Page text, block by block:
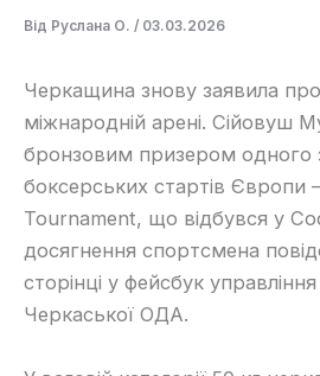
Від Руслана О. / 03.03.2026
Черкащина знову заявила
міжнародній арені. Сійовуш
бронзовим призером одного
боксерських стартів Європи
Tournament, що відбувся у
досягнення спортсмена
сторінці у фейсбук
Черкаської ОДА.